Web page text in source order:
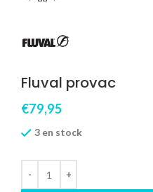
Fluval provac
€79,95
3 en stock